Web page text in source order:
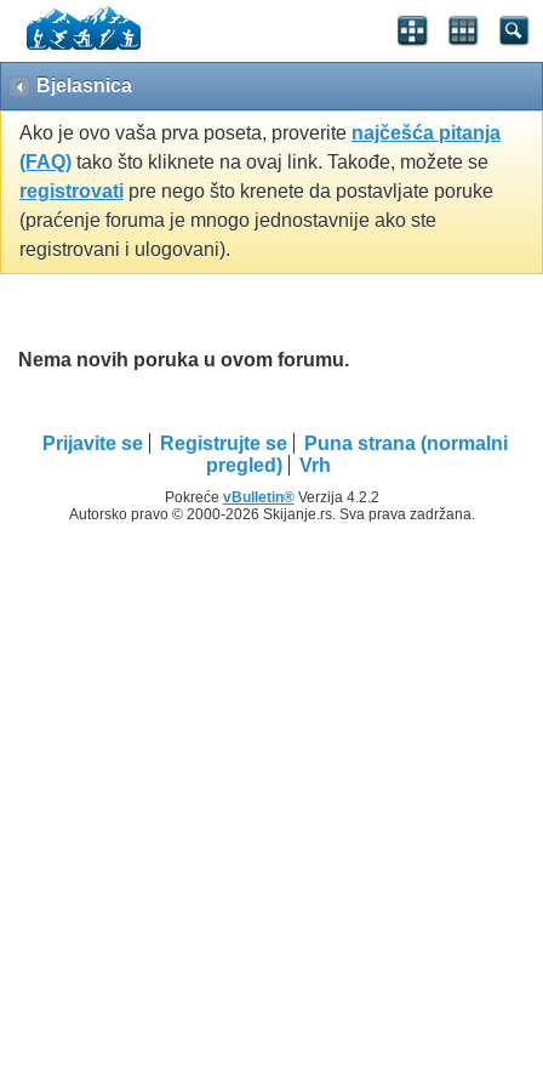
Bjelasnica
Ako je ovo vaša prva poseta, proverite najčešća pitanja
(FAQ) tako što kliknete na ovaj link. Takođe, možete se
registrovati pre nego što krenete da postavljate poruke
(praćenje foruma je mnogo jednostavnije ako ste
registrovani i ulogovani).
Nema novih poruka u ovom forumu.
Prijavite se Registrujte se
Puna strana (normalni
pregled)
Vrh
Pokreće vBulletin®Verzija 4.2.2
Autorsko pravo © 2000-2026 Skijanje.rs. Sva prava zadržana.